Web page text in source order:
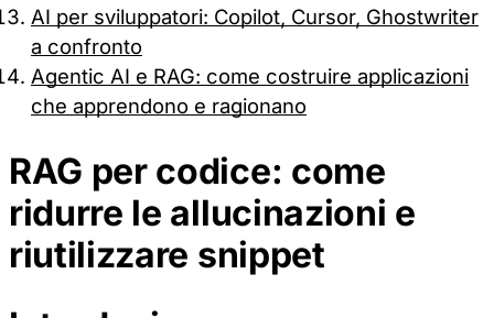
AI per sviluppatori: Copilot, Cursor, Ghostwriter
a confronto
Agentic AI e RAG: come costruire applicazioni
che apprendono e ragionano
RAG per codice: come
ridurre le allucinazioni e
riutilizzare snippet